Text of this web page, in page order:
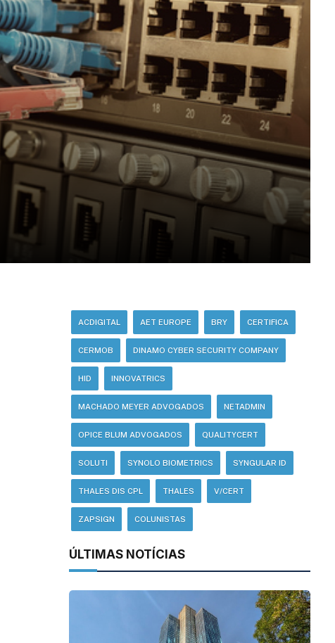
ACDIGITAL AET EUROPE BRY CERTIFICA
CERMOB DINAMO CYBER SECURITY COMPANY
HID INNOVATRICS
MACHADO MEYER ADVOGADOS NETADMIN
OPICE BLUM ADVOGADOS QUALITYCERT
SOLUTI SYNOLO BIOMETRICS SYNGULAR ID
THALES DIS CPL THALES V/CERT
ZAPSIGN COLUNISTAS
ÚLTIMAS NOTÍCIAS